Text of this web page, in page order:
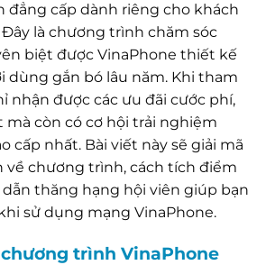
đẳng cấp dành riêng cho khách
là chương trình chăm sóc
biệt được VinaPhone thiết kế
dùng gắn bó lâu năm. Khi tham
nhận được các ưu đãi cước phí,
mà còn có cơ hội trải nghiệm
cấp nhất. Bài viết này sẽ giải mã
chương trình, cách tích điểm
thăng hạng hội viên giúp bạn
sử dụng mạng VinaPhone.
trình VinaPhone